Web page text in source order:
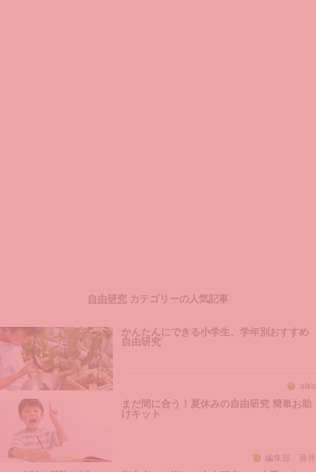
自由研究 カテゴリーの人気記事
かんたんにできる小学生、学年別おすすめ
自由研究
aiku
まだ間に合う！夏休みの自由研究 簡単お助
けキット
編集部 藤井